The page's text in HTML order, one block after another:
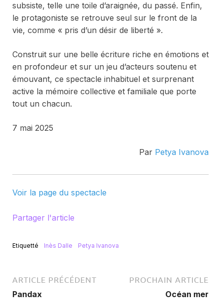
subsiste, telle une toile d’araignée, du passé. Enfin,
le protagoniste se retrouve seul sur le front de la
vie, comme « pris d’un désir de liberté ».
Construit sur une belle écriture riche en émotions et
en profondeur et sur un jeu d’acteurs soutenu et
émouvant, ce spectacle inhabituel et surprenant
active la mémoire collective et familiale que porte
tout un chacun.
7 mai 2025
Par Petya Ivanova
Voir la page du spectacle
Partager l'article
Etiquetté Inès Dalle Petya Ivanova
ARTICLE PRÉCÉDENT
Pandax
PROCHAIN ARTICLE
Océan mer